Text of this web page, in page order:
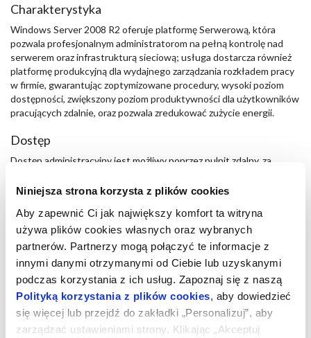
Niniejsza strona korzysta z plików cookies
Aby zapewnić Ci jak największy komfort ta witryna
używa plików cookies własnych oraz wybranych
partnerów. Partnerzy mogą połączyć te informacje z
innymi danymi otrzymanymi od Ciebie lub uzyskanymi
podczas korzystania z ich usług. Zapoznaj się z naszą
Polityką korzystania z plików cookies, aby dowiedzieć
się więcej lub przejdź do zakładki „Personalizuj”, aby
zarządzać ustawieniami strony. Klikając „Akceptuj
Charakterystyka
Windows Server 2008 R2 oferuje platformę Serwerową, która
pozwala profesjonalnym administratorom na pełną kontrolę nad
serwerem oraz infrastrukturą sieciową; usługa dostarcza również
platformę produkcyjną dla wydajnego zarządzania rozkładem pracy
w firmie, gwarantując zoptymizowane procedury, wysoki poziom
dostępności, zwiększony poziom produktywności dla użytkowników
pracujących zdalnie, oraz pozwala zredukować zużycie energii.
Dostęp
Dostęp administracyjny jest możliwy poprzez pulpit zdalny, za
czasie instalacji.
Konfiguracja
Microsoft Forefront Endpoint Protection jest preinstalowany na
systemie.
Firewall Windows jest aktywny i blokuje wszelki ruch przychodzący
na następujących portach:
135 TCP UDP
137 TCP UDP
138 TCP UDP